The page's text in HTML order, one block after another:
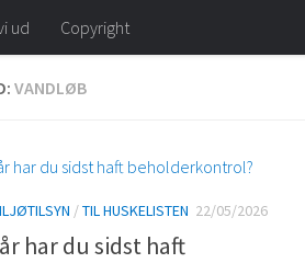
ud Copyright
VANDLØB
/TIL HUSKELISTEN 22/05/2026
har du sidst haft